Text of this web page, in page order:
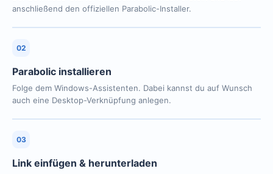
anschließend den offiziellen Parabolic-Installer.
02
Parabolic installieren
Folge dem Windows-Assistenten. Dabei kannst du auf Wunsch
auch eine Desktop-Verknüpfung anlegen.
03
Link einfügen & herunterladen